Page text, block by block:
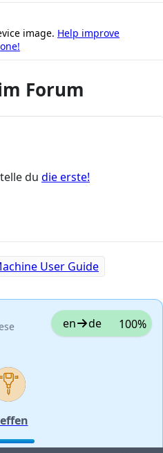
image. Help improve
Forum
du die erste!
User Guide
en de 100%